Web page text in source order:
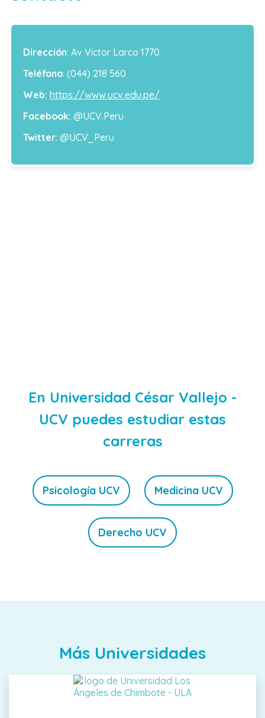
Dirección: Av Victor Larco 1770
Teléfono: (044) 218 560
Web: https://www.ucv.edu.pe/
Facebook: @UCV.Peru
Twitter: @UCV_Peru
En Universidad César Vallejo -
UCV puedes estudiar estas
carreras
Psicología UCV Medicina UCV
Derecho UCV
Más Universidades